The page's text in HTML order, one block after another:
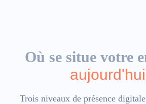
Où se situe votre
aujourd'hui
Trois niveaux de présence